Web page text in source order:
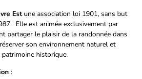
Estune association loi 1901, sans but
Elle est animée exclusivement par
partager le plaisir de la randonnée dans
son environnement naturel et
historique.
: